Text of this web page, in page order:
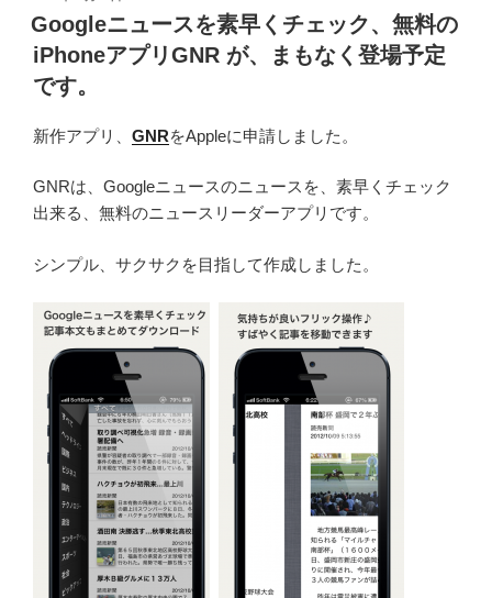
稿
日:
Googleニュースを素早くチェック、無料の
iPhoneアプリGNR が、まもなく登場予定
です。
新作アプリ、 GNRをAppleに申請しました。
GNRは、Googleニュースのニュースを、素早くチェック
出来る、無料のニュースリーダーアプリです。
シンプル、サクサクを目指して作成しました。